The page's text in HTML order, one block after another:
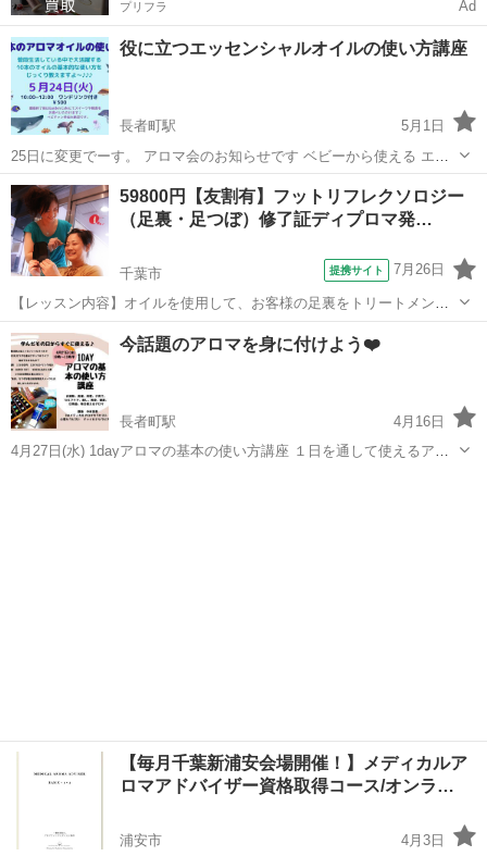
プリフラ Ad
役に立つエッセンシャルオイルの使い方講座
長者町駅
5月1日
25日に変更でーす。 アロマ会のお知らせです ベビーから使える エッ
センシャルオイル💕 薬に頼らず自然のものでママが ケア出来たら素敵
ですよね❤️ 使い方教えます🎵 是非ご参加お待ちしております😃 ベビ
ーの参...
千葉 いすみ市 長者町駅 アロマ マクラメ
59800円【友割有】フットリフレクソロジー
（足裏・足つぼ）修了証ディプロマ発…
千葉市 提携サイト 7月26日
【レッスン内容】オイルを使用して、お客様の足裏をトリートメント
します。ショートコースは1日。ロングコースは2日間に分けて、マン
ツーマンレッスンです。ショートコースは、片足24の反射区及びオー
プニング、エンディング等の技術を習...
千葉 千葉市 アロマ
今話題のアロマを身に付けよう❤️
長者町駅
4月16日
4月27日(水) 1dayアロマの基本の使い方講座 １日を通して使えるアロ
【毎月千葉新浦安会場開催！】メディカルア
ロマアドバイザー資格取得コース/オンラ…
浦安市
4月3日